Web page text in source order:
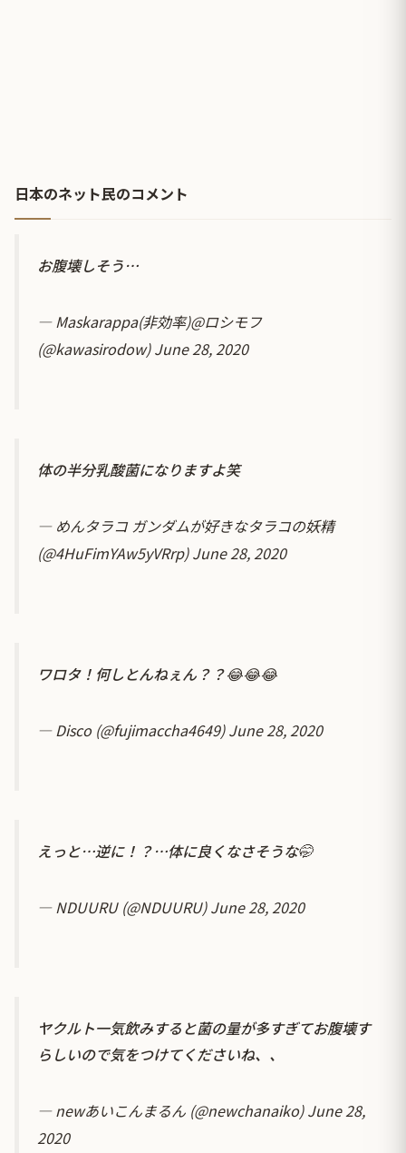
日本のネット民のコメント
お腹壊しそう…
— Maskarappa(非効率)@ロシモフ
(@kawasirodow)June 28, 2020
体の半分乳酸菌になりますよ笑
— めんタラコ ガンダムが好きなタラコの妖精
(@4HuFimYAw5yVRrp)June 28, 2020
ワロタ！何しとんねぇん？？😂😂😂
— Disco (@fujimaccha4649)June 28, 2020
えっと…逆に！？…体に良くなさそうな🤭
— NDUURU (@NDUURU)June 28, 2020
ヤクルト一気飲みすると菌の量が多すぎてお腹壊す
らしいので気をつけてくださいね、、
— newあいこんまるん (@newchanaiko)June 28,
2020